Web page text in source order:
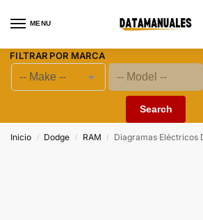
MENU
FILTRAR POR MARCA
Search
Inicio / Dodge / RAM / Diagramas Eléctricos